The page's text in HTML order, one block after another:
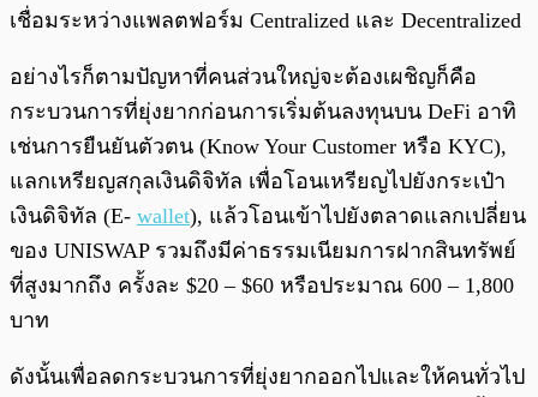
เชื่อมระหว่างแพลตฟอร์ม Centralized และ Decentralized
อย่างไรก็ตามปัญหาที่คนส่วนใหญ่จะต้องเผชิญก็คือ
กระบวนการที่ยุ่งยากก่อนการเริ่มต้นลงทุนบน DeFi อาทิ
เช่นการยืนยันตัวตน (Know Your Customer หรือ KYC),
แลกเหรียญสกุลเงินดิจิทัล เพื่อโอนเหรียญไปยังกระเป๋า
เงินดิจิทัล (E- wallet), แล้วโอนเข้าไปยังตลาดแลกเปลี่ยน
ของ UNISWAP รวมถึงมีค่าธรรมเนียมการฝากสินทรัพย์
ที่สูงมากถึง ครั้งละ $20 – $60 หรือประมาณ 600 – 1,800
บาท
ดังนั้นเพื่อลดกระบวนการที่ยุ่งยากออกไปและให้คนทั่วไป